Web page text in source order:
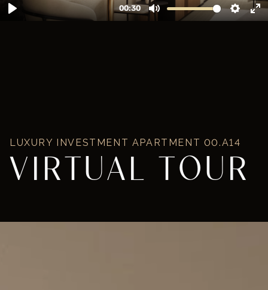
LUXURY INVESTMENT APARTMENT 00.A14
VIRTUAL TOUR